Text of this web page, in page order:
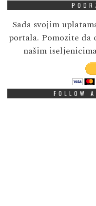
Sada svojim
portala. Pomozite da
našim
FOLLOW